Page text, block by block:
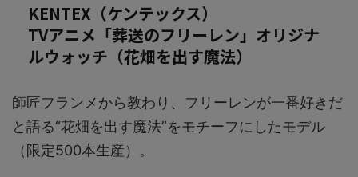
KENTEX（ケンテックス）
TVアニメ「葬送のフリーレン」オリジナ
ルウォッチ（花畑を出す魔法）
師匠フランメから教わり、フリーレンが一番好きだ
と語る“花畑を出す魔法”をモチーフにしたモデル
（限定500本生産）。